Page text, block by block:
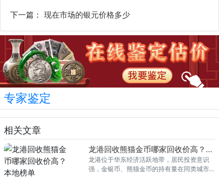
下一篇： 现在市场的银元价格多少
专家鉴定
相关文章
龙港回收熊猫金币哪家回收价高？本地榜单
龙港位于华东经济活跃地带，居民投资意识
强，金银币、熊猫金币的持有量在同类城市